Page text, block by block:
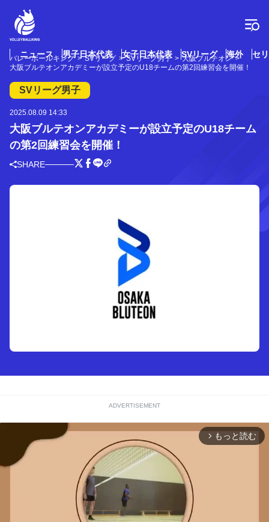
ニュース 男子日本代表 女子日本代表 SVリーグ 海外 セ
バレーボールキング SVリーグ SVリーグ男子
大阪ブルテオン
大阪ブルテオンアカデミーが設立予定のU18チームの第2回練習会を開催！
SVリーグ男子
2025.08.09 14:33
大阪ブルテオンアカデミーが設立予定のU18チーム
の第2回練習会を開催！
SHARE
ADVERTISEMENT
arrow_forward_ios もっと読む